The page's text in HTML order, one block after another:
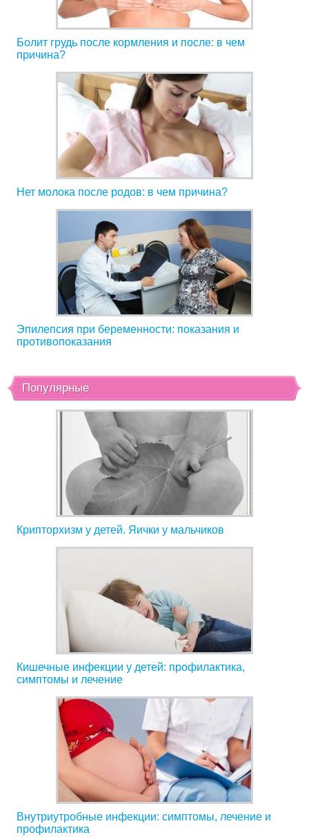
Болит грудь после кормления и после: в чем
причина?
Нет молока после родов: в чем причина?
Эпилепсия при беременности: показания и
противопоказания
Популярные
Крипторхизм у детей. Яички у мальчиков
Кишечные инфекции у детей: профилактика,
симптомы и лечение
Внутриутробные инфекции: симптомы, лечение и
профилактика